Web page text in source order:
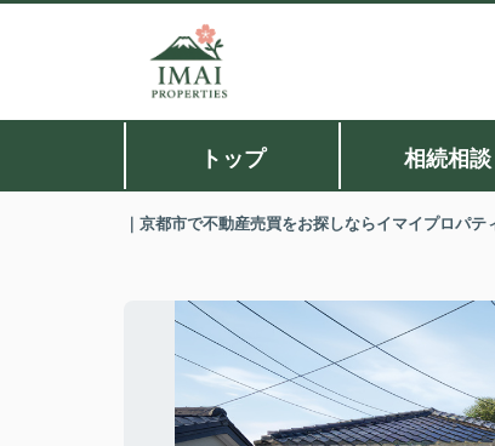
トップ 相続相談
｜京都市で不動産売買をお探しならイマイプロパテ